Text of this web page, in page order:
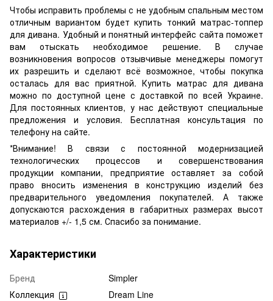
Чтобы исправить проблемы с не удобным спальным местом
отличным вариантом будет купить тонкий матрас-топпер
для дивана. Удобный и понятный интерфейс сайта поможет
вам отыскать необходимое решение. В случае
возникновения вопросов отзывчивые менеджеры помогут
их разрешить и сделают всё возможное, чтобы покупка
осталась для вас приятной. Купить матрас для дивана
можно по доступной цене с доставкой по всей Украине.
Для постоянных клиентов, у нас действуют специальные
предложения и условия. Бесплатная консультация по
телефону на сайте.
*Внимание! В связи с постоянной модернизацией
технологических процессов и совершенствования
продукции компании, предприятие оставляет за собой
право вносить изменения в конструкцию изделий без
предварительного уведомления покупателей. А также
допускаются расхождения в габаритных размерах высот
материалов +/- 1,5 см. Спасибо за понимание.
Характеристики
Бренд
Simpler
Коллекция
Dream Line